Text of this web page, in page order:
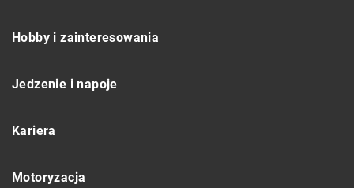
Hobby i zainteresowania
Jedzenie i napoje
Kariera
Motoryzacja